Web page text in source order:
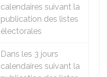
calendaires suivant la
publication des listes
électorales
Dans les 3 jours
calendaires suivant la